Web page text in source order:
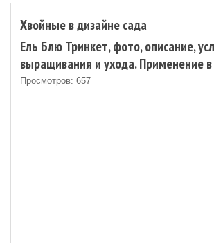
Хвойные в дизайне сада
Ель Блю Тринкет, фото, описание,
выращивания и ухода. Применение
Просмотров: 657